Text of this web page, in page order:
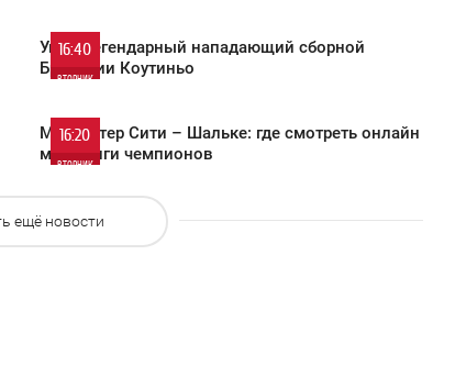
16:40
ВТОРНИК
Умер легендарный нападающий сборной
Бразилии Коутиньо
16:20
ВТОРНИК
Манчестер Сити – Шальке: где смотреть онлайн
матч Лиги чемпионов
ещё новости